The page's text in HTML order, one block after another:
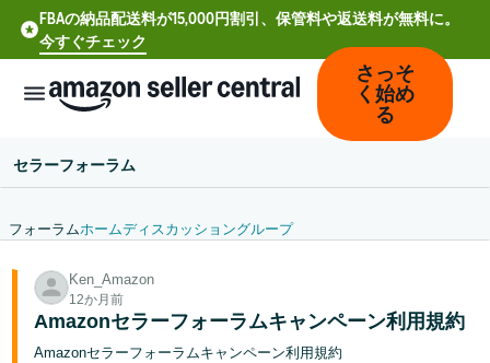
FBAの納品配送料が15,000円割引、保管料や返送料が無料に。
今すぐチェック
文
-
さっそ
く始め
る
セラーフォーラム
フォーラムホームディスカッショングループ
Ken_Amazon
12か月前
Amazonセラーフォーラムキャンペーン利用規約
Amazonセラーフォーラムキャンペーン利用規約